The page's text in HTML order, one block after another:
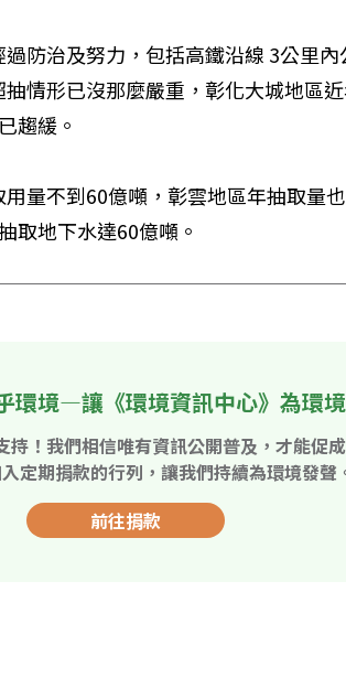
防治及努力，包括高鐵沿線 3公里
情形已沒那麼嚴重，彰化大城地區
趨緩。
量不到60億噸，彰雲地區年抽取量
取地下水達60億噸。
環境—讓《環境資訊中心》為環
持！我們相信唯有資訊公開普及，才能促
定期捐款的行列，讓我們持續為環境發聲
前往捐款